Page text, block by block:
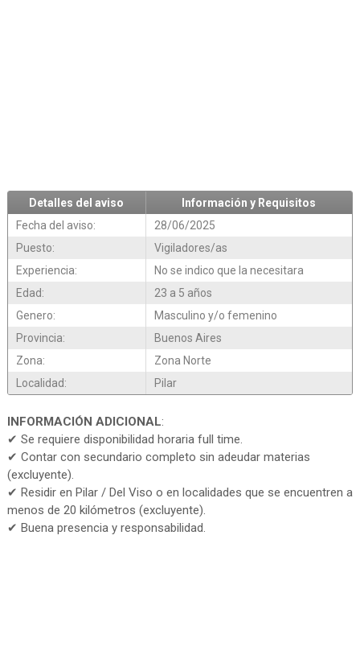
Detalles del aviso
Información y Requisitos
Fecha del aviso:
28/06/2025
Puesto:
Vigiladores/as
Experiencia:
No se indico que la necesitara
Edad:
23 a 5 años
Genero:
Masculino y/o femenino
Provincia:
Buenos Aires
Zona:
Zona Norte
Localidad:
Pilar
INFORMACIÓN ADICIONAL:
✔ Se requiere disponibilidad horaria full time.
✔ Contar con secundario completo sin adeudar materias
(excluyente).
✔ Residir en Pilar / Del Viso o en localidades que se encuentren a
menos de 20 kilómetros (excluyente).
✔ Buena presencia y responsabilidad.